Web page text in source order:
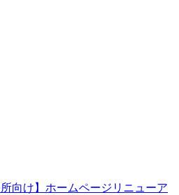
所向け】ホームページリニューア